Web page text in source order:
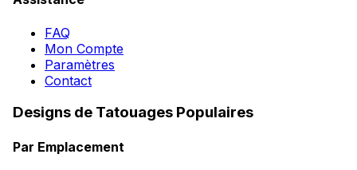
FAQ
Mon Compte
Paramètres
Contact
Designs de Tatouages Populaires
Par Emplacement